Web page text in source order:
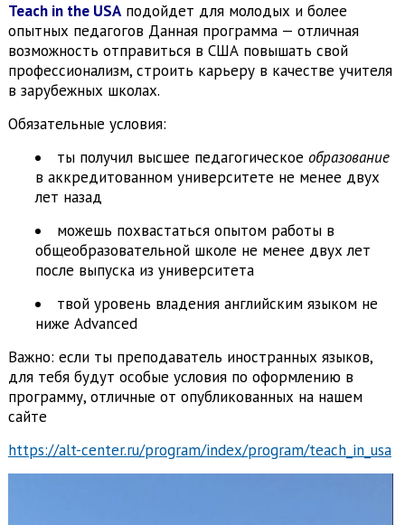
Teach in the USAподойдет для молодых и более
опытных педагогов Данная программа — отличная
возможность отправиться в США повышать свой
профессионализм, строить карьеру в качестве учителя
в зарубежных школах.
Обязательные условия:
ты получил высшее педагогическое образование
в аккредитованном университете не менее двух
лет назад
можешь похвастаться опытом работы в
общеобразовательной школе не менее двух лет
после выпуска из университета
твой уровень владения английским языком не
ниже Advanced
Важно: если ты преподаватель иностранных языков,
для тебя будут особые условия по оформлению в
программу, отличные от опубликованных на нашем
сайте
https://alt-center.ru/program/index/program/teach_in_usa